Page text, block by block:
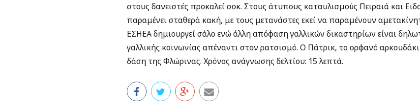
στους δανειστές προκαλεί σοκ. Στους άτυπους καταυλισμούς Πειραιά και
παραμένει σταθερά κακή, με τους μετανάστες εκεί να παραμένουν
ΕΣΗΕΑ δημιουργεί σάλο ενώ άλλη απόφαση γαλλικών δικαστηρίων είναι
γαλλικής κοινωνίας απέναντι στον ρατσισμό. Ο Πάτρικ, το ορφανό
δάση της Φλώρινας. Χρόνος ανάγνωσης δελτίου: 15 λεπτά.